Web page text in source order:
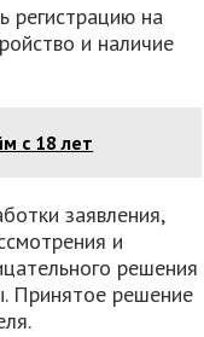
регистрацию на
и наличие
с 18 лет
заявления,
и
решения
Принятое решение